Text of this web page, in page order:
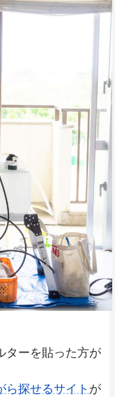
ターを貼った方が
ら探せるサイト が